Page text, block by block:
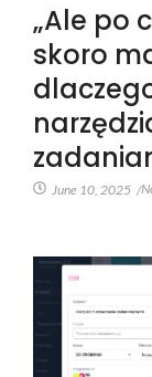
„Ale po
skoro
June 10, 2025 /